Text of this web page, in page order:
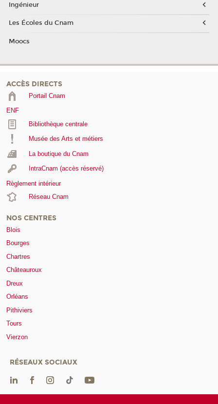
Ingénieur
Les Écoles du Cnam
Moocs
ACCÈS DIRECTS
Portail Cnam
ENF
Bibliothèque centrale
Musée des Arts et métiers
La boutique du Cnam
IntraCnam (accès réservé)
Règlement intérieur
Réseau Cnam
NOS CENTRES
Blois
Bourges
Chartres
Châteauroux
Dreux
Orléans
Pithiviers
Tours
Vierzon
RÉSEAUX SOCIAUX